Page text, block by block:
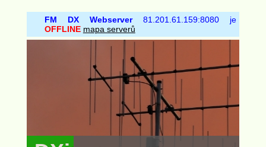
FM DX Webserver81.201.61.159:8080 je
OFFLINE mapa serverů